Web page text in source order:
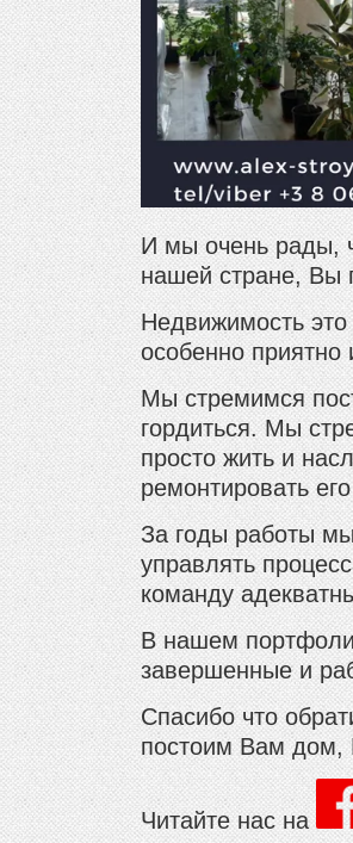
И мы очень рады,
нашей стране, Вы
Недвижимость
особенно приятно
Мы стремимся
гордиться. Мы
просто жить и
ремонтировать
За годы работы
управлять
команду
В нашем
завершенные и
Спасибо что
постоим Вам дом,
Читайте нас на